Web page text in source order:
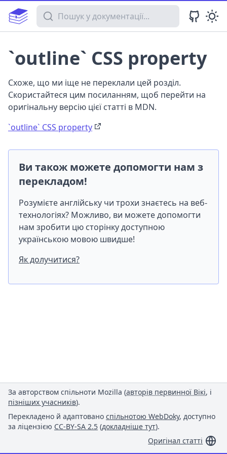
Пошук у документації
`outline` CSS property
Схоже, що ми іще не переклали цей розділ.
Скористайтеся цим посиланням, щоб перейти на
оригінальну версію цієї статті в MDN.
`outline` CSS property
Ви також можете допомогти нам з
перекладом!
Розумієте англійську чи трохи знаєтесь на веб-
технологіях? Можливо, ви можете допомогти
нам зробити цю сторінку доступною
українською мовою швидше!
Як долучитися?
За авторством спільноти Mozilla (авторів первинної Вікі, і
пізніших учасників).
Перекладено й адаптовано спільнотою WebDoky, доступно
за ліцензією CC-BY-SA 2.5 (докладніше тут).
Оригінал статті